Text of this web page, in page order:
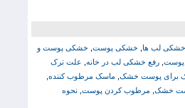
خشکی لب ها خشکی پوست خشکی پوست و
پوست رفع خشکی لب در خانه علت ترک
برای پوست خشک ماسک مرطوب کننده
خشک مرطوب کردن پوست نحوه